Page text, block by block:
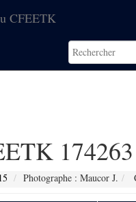
CFEETK
174263
Photographe : Maucor J.